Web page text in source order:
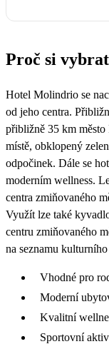
Proč si
Hotel Molindrio se
od jeho centra.
přibližně 35 km
místě, obklopený
odpočinek. Dále se
moderním wellness.
centra zmiňovaného
Využít lze také
centru zmiňovaného
na seznamu
Vhodné pro
Moderní
Kvalitní
Sportovní